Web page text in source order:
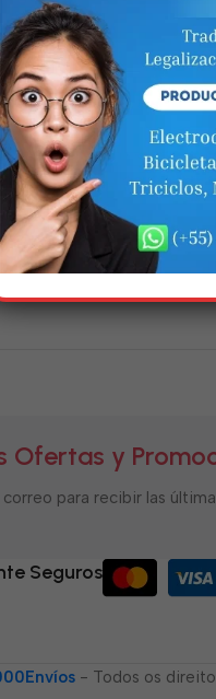
Ofertas y
para recibir las
Seguros
- Todos os
disponível com